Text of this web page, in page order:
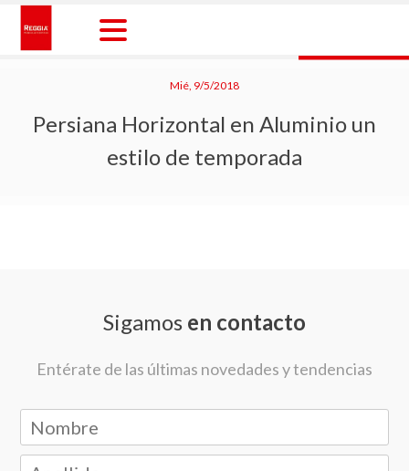
Skip
content
Mié, 9/5/2018
Persiana Horizontal en Aluminio un
estilo de temporada
Sigamos en contacto
Entérate de las últimas novedades y tendencias